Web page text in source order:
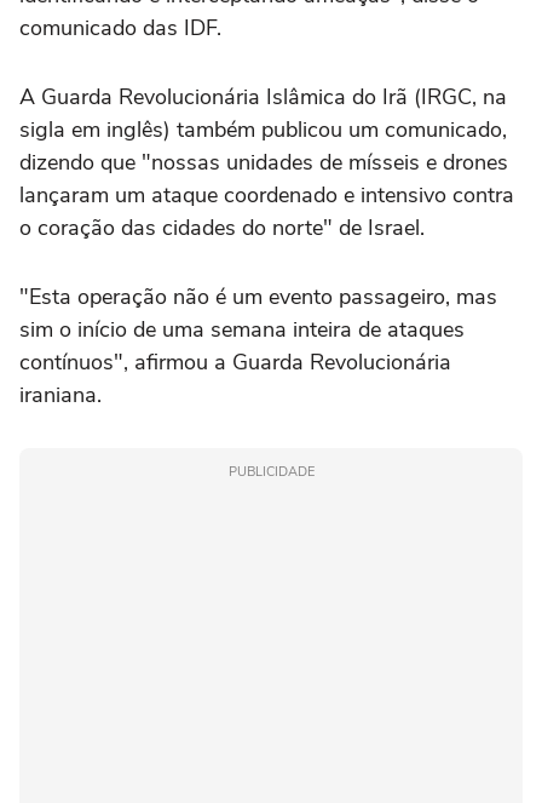
comunicado das IDF.
A Guarda Revolucionária Islâmica do Irã (IRGC, na
sigla em inglês) também publicou um comunicado,
dizendo que "nossas unidades de mísseis e drones
lançaram um ataque coordenado e intensivo contra
o coração das cidades do norte" de Israel.
"Esta operação não é um evento passageiro, mas
sim o início de uma semana inteira de ataques
contínuos", afirmou a Guarda Revolucionária
iraniana.
PUBLICIDADE